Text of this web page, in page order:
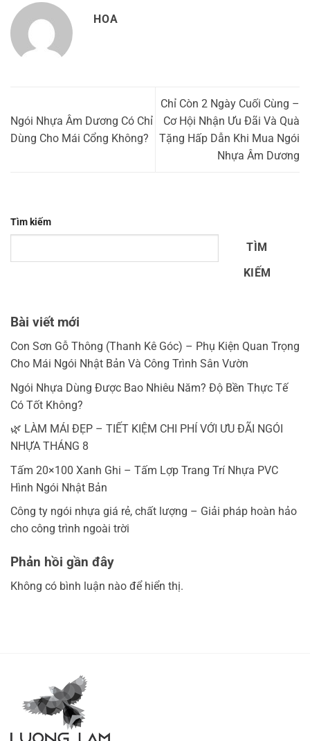
HOA
Ngói Nhựa Âm Dương Có Chỉ
Dùng Cho Mái Cổng Không?
Chỉ Còn 2 Ngày Cuối Cùng –
Cơ Hội Nhận Ưu Đãi Và Quà
Tặng Hấp Dẫn Khi Mua Ngói
Nhựa Âm Dương
Tìm kiếm
TÌM
KIẾM
Bài viết mới
Con Sơn Gỗ Thông (Thanh Kê Góc) – Phụ Kiện Quan Trọng
Cho Mái Ngói Nhật Bản Và Công Trình Sân Vườn
Ngói Nhựa Dùng Được Bao Nhiêu Năm? Độ Bền Thực Tế
Có Tốt Không?
🌿 LÀM MÁI ĐẸP – TIẾT KIỆM CHI PHÍ VỚI ƯU ĐÃI NGÓI
NHỰA THÁNG 8
Tấm 20×100 Xanh Ghi – Tấm Lợp Trang Trí Nhựa PVC
Hình Ngói Nhật Bản
Công ty ngói nhựa giá rẻ, chất lượng – Giải pháp hoàn hảo
cho công trình ngoài trời
Phản hồi gần đây
Không có bình luận nào để hiển thị.